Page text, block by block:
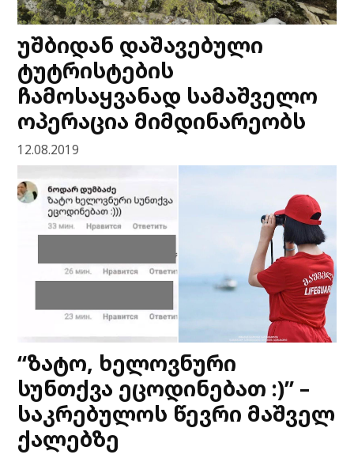
უშბიდან დაშავებული
ტუტრისტების
ჩამოსაყვანად სამაშველო
ოპერაცია მიმდინარეობს
12.08.2019
“ზატო, ხელოვნური
სუნთქვა ეცოდინებათ :)” –
საკრებულოს წევრი მაშველ
ქალებზე